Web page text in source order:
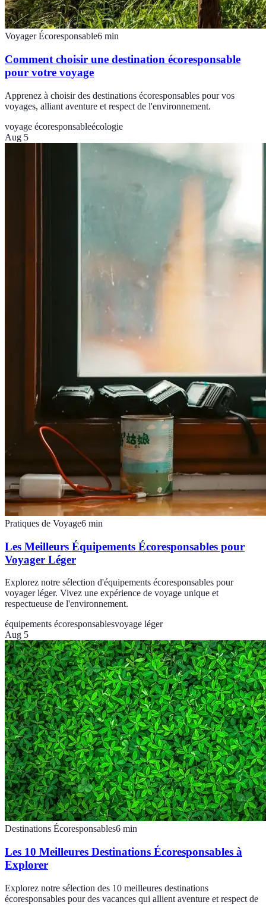
Voyager Écoresponsable6 min
Comment choisir une destination écoresponsable
pour votre voyage
Apprenez à choisir des destinations écoresponsables pour vos
voyages, alliant aventure et respect de l'environnement.
voyage écoresponsableécologie
Aug 5
Pratiques de Voyage6 min
Les Meilleurs Équipements Écoresponsables pour
Voyager Léger
Explorez notre sélection d'équipements écoresponsables pour
voyager léger. Vivez une expérience de voyage unique et
respectueuse de l'environnement.
équipements écoresponsablesvoyage léger
Aug 5
Destinations Écoresponsables6 min
Les 10 Meilleures Destinations Écoresponsables à
Explorer
Explorez notre sélection des 10 meilleures destinations
écoresponsables pour des vacances qui allient aventure et respect de